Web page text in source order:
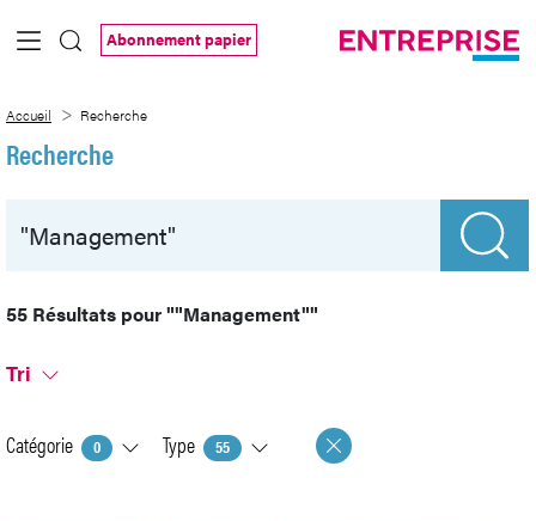
Saut au contenu principal
Abonnement papier
Accueil Recherche
Recherche
55 Résultats pour""Management""
Tri
Catégorie 0 Type 55